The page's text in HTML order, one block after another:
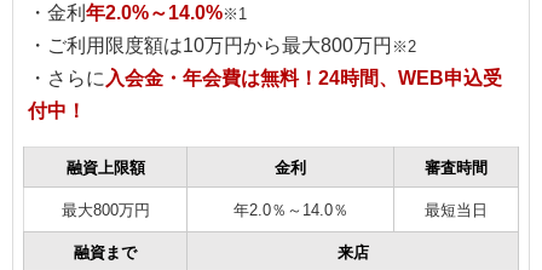
8.2 書類の不備をなくす
8.3 借入金額を低めに設定する
9
利用できる人の条件
在宅確認の電話連絡なしで借りられるカードローンを
利用できない理由
・金利年2.0%～14.0%※1
・ご利用限度額は10万円から最大800万円 ※2
・さらに 入会金・年会費は無料！24時間、WEB申込受
付中！
融資上限額 金利 審査時間
最大800万円 年2.0％～14.0％ 最短当日
融資まで 来店